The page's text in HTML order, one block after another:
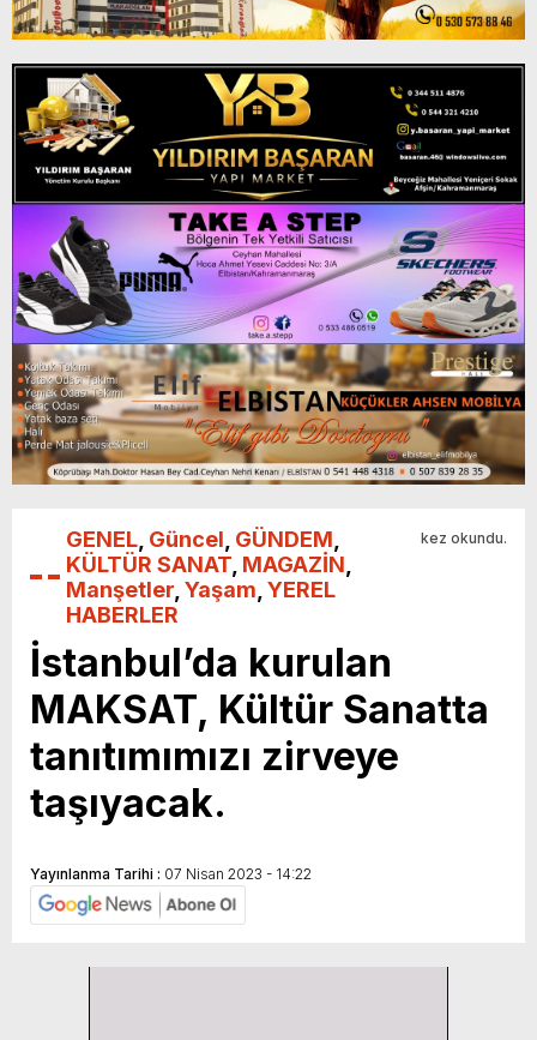
GENEL Güncel GÜNDEM
KÜLTÜR SANAT MAGAZİN
Manşetler Yaşam YEREL
HABERLER
kez okundu.
İstanbul’da kurulan
MAKSAT, Kültür Sanatta
tanıtımımızı zirveye
taşıyacak.
Yayınlanma Tarihi : 07 Nisan 2023 - 14:22